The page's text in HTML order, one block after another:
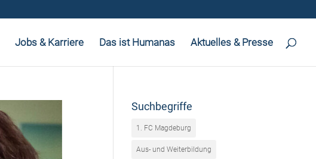
Jobs & Karriere Das ist Humanas Aktuelles & Presse
Suchbegriffe
1. FC Magdeburg
Aus- und Weiterbildung